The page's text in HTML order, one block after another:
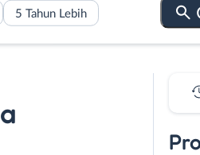
5 Tahun Lebih